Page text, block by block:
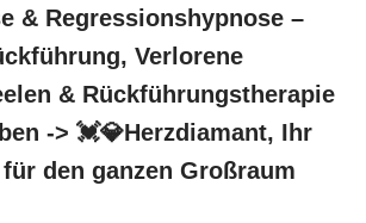
& Regressionshypnose –
Verlorene
& Rückführungstherapie
-> 💓️💎Herzdiamant, Ihr
den ganzen Großraum